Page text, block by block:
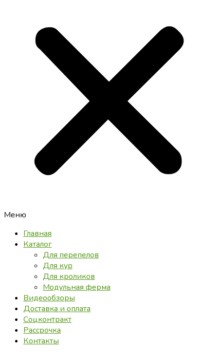
Меню
Главная
Каталог
Для перепелов
Для кур
Для кроликов
Модульная ферма
Видеообзоры
Доставка и оплата
Соцконтракт
Рассрочка
Контакты